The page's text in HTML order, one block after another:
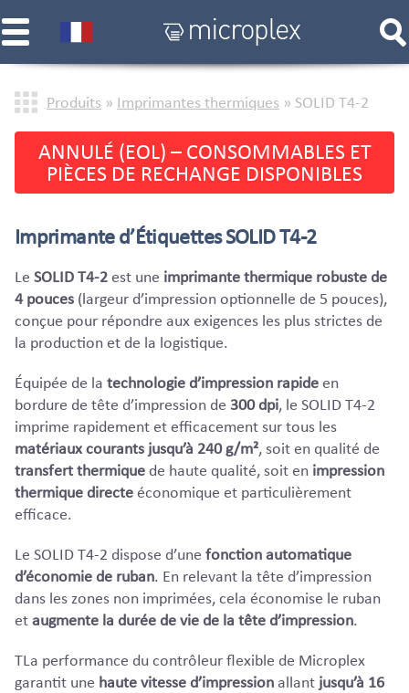
Produits » Imprimantes thermiques » SOLID T4-2
ANNULÉ (EOL) – CONSOMMABLES ET
PIÈCES DE RECHANGE DISPONIBLES
Imprimante d’Étiquettes SOLID T4-2
Le SOLID T4-2est une imprimante thermique robuste de
4 pouces (largeur d’impression optionnelle de 5 pouces),
conçue pour répondre aux exigences les plus strictes de
la production et de la logistique.
Équipée de la technologie d’impression rapideen
bordure de tête d’impression de 300 dpi, le SOLID T4-2
imprime rapidement et efficacement sur tous les
matériaux courants jusqu’à 240 g/m², soit en qualité de
transfert thermique de haute qualité, soit en impression
thermique directeéconomique et particulièrement
efficace.
Le SOLID T4-2 dispose d’une fonction automatique
d’économie de ruban. En relevant la tête d’impression
dans les zones non imprimées, cela économise le ruban
et augmente la durée de vie de la tête d’impression.
TLa performance du contrôleur flexible de Microplex
garantit une haute vitesse d’impressionallant jusqu’à 16